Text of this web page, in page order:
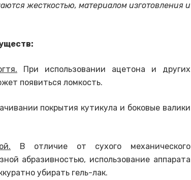
жесткостью, материалом изготовления и
При использовании ацетона и других
появиться ломкость.
покрытия кутикула и боковые валики
В отличие от сухого механического
абразивностью, использование аппарата
убирать гель-лак.